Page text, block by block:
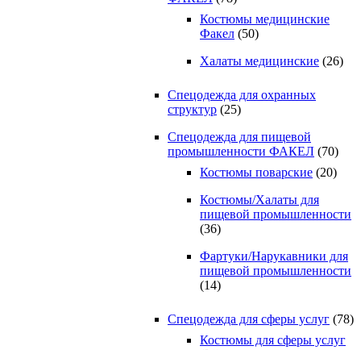
Костюмы медицинские
Факел (50)
Халаты медицинские (26)
Спецодежда для охранных
структур (25)
Спецодежда для пищевой
промышленности ФАКЕЛ (70)
Костюмы поварские (20)
Костюмы/Халаты для
пищевой промышленности
(36)
Фартуки/Нарукавники для
пищевой промышленности
(14)
Спецодежда для сферы услуг (78)
Костюмы для сферы услуг